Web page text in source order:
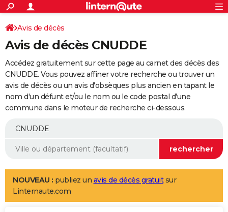
ACTUALITÉS
Politique
Société
Faits Divers
Education
Monde
Villes
+
SPORT
Coupe du monde 2026
Football
Tennis
Cyclisme
Rugby
Forum
Programme TV
TNT
Streaming
Cinéma
Sorties cinéma
Musique
+
FINANCE
Retraite
Epargne
Immobilier
Risques naturels par ville
Banque
Assurance
AUTO
Essais
Réserver un essai
Citadines
Berlines
SUV
Forum auto
+
Mobiles
Meilleur smartphone
Internet
Ordinateurs
Jeux vidéo
Guide high-tech
Aménagement intérieur
LIFESTYLE
Art de vivre
Bien-être
Loisirs
Mode
Modes de vie
Avis de décès
Avis de décès CNUDDE
Accédez gratuitement sur cette page au carnet des décès des
CNUDDE. Vous pouvez affiner votre recherche ou trouver un
avis de décès ou un avis d'obsèques plus ancien en tapant le
nom d'un défunt et/ou le nom ou le code postal d'une
commune dans le moteur de recherche ci-dessous.
NOUVEAU : publiez un avis de décès gratuitsur
Linternaute.com